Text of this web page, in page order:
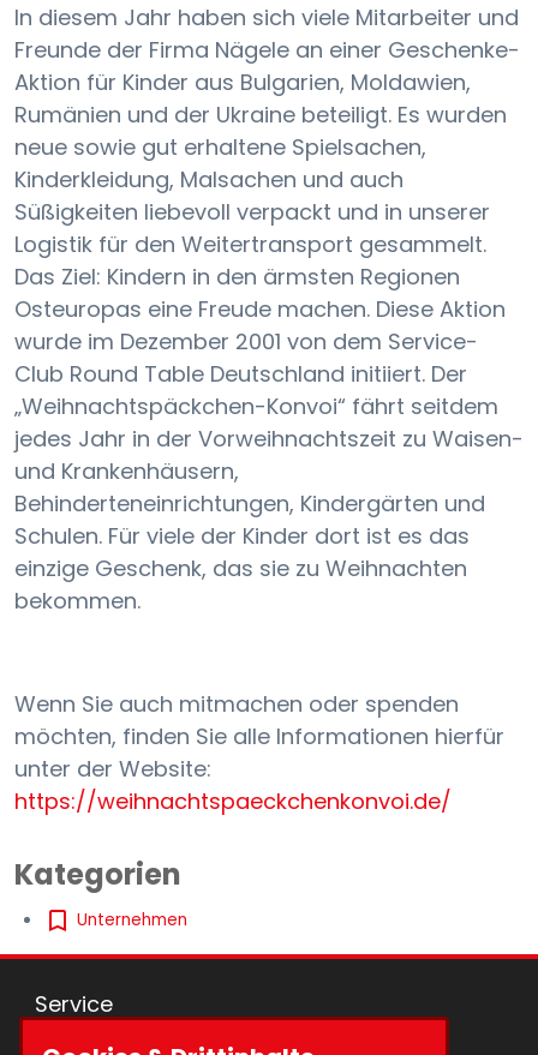
In diesem Jahr haben sich viele Mitarbeiter und
Freunde der Firma Nägele an einer Geschenke-
Aktion für Kinder aus Bulgarien, Moldawien,
Rumänien und der Ukraine beteiligt. Es wurden
neue sowie gut erhaltene Spielsachen,
Kinderkleidung, Malsachen und auch
Süßigkeiten liebevoll verpackt und in unserer
Logistik für den Weitertransport gesammelt.
Das Ziel: Kindern in den ärmsten Regionen
Osteuropas eine Freude machen. Diese Aktion
wurde im Dezember 2001 von dem Service-
Club Round Table Deutschland initiiert. Der
„Weihnachtspäckchen-Konvoi“ fährt seitdem
jedes Jahr in der Vorweihnachtszeit zu Waisen-
und Krankenhäusern,
Behinderteneinrichtungen, Kindergärten und
Schulen. Für viele der Kinder dort ist es das
einzige Geschenk, das sie zu Weihnachten
bekommen.
Wenn Sie auch mitmachen oder spenden
möchten, finden Sie alle Informationen hierfür
unter der Website:
https://weihnachtspaeckchenkonvoi.de/
Kategorien
Unternehmen
Service